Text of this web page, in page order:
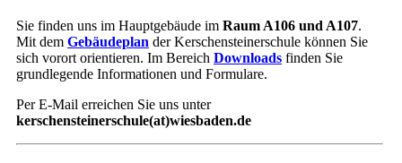
Sie finden uns im Hauptgebäude im Raum A106 und A107.
Mit dem Gebäudeplan der Kerschensteinerschule können Sie
sich vorort orientieren. Im Bereich Downloads finden Sie
grundlegende Informationen und Formulare.
Per E-Mail erreichen Sie uns unter
kerschensteinerschule(at)wiesbaden.de